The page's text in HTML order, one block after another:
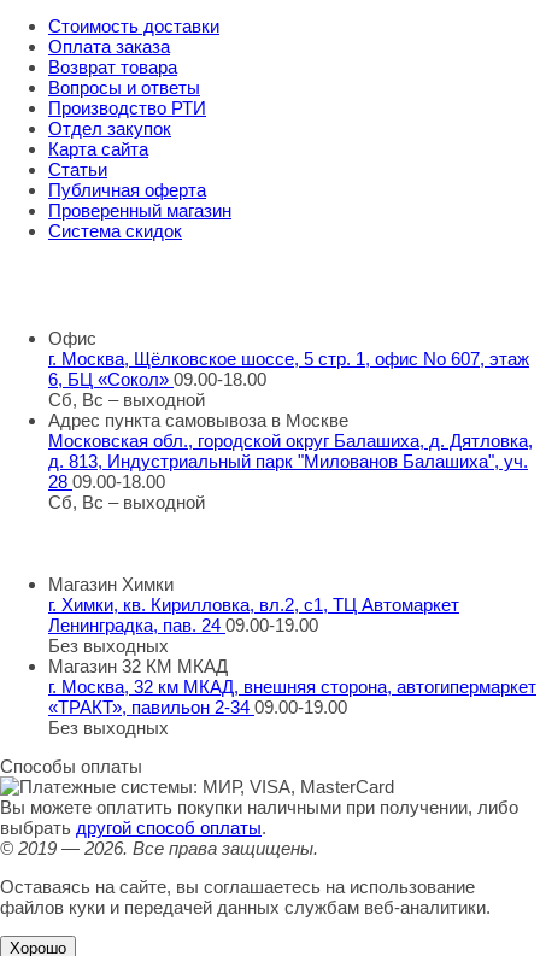
Стоимость доставки
Оплата заказа
Возврат товара
Вопросы и ответы
Производство РТИ
Отдел закупок
Карта сайта
Статьи
Публичная оферта
Проверенный магазин
Система скидок
Офис
г. Москва, Щёлковское шоссе, 5 стр. 1, офис No 607, этаж
6, БЦ «Сокол» 09.00-18.00
Сб, Вс – выходной
Адрес пункта самовывоза в Москве
Московская обл., городской округ Балашиха, д. Дятловка,
д. 813, Индустриальный парк "Милованов Балашиха", уч.
28 09.00-18.00
Сб, Вс – выходной
Магазин Химки
г. Химки, кв. Кирилловка, вл.2, с1, ТЦ Автомаркет
Ленинградка, пав. 24 09.00-19.00
Без выходных
Магазин 32 КМ МКАД
г. Москва, 32 км МКАД, внешняя сторона, автогипермаркет
«ТРАКТ», павильон 2-34 09.00-19.00
Без выходных
Способы оплаты
Вы можете оплатить покупки наличными при получении, либо
выбрать другой способ оплаты.
© 2019 — 2026. Все права защищены.
Оставаясь на сайте, вы соглашаетесь на использование
файлов куки и передачей данных службам веб-аналитики.
Хорошо